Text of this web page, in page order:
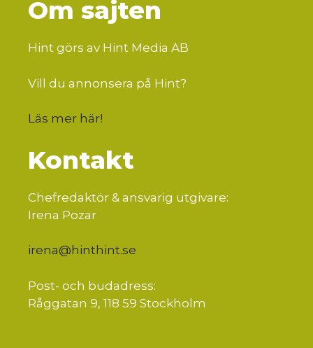
Om sajten
Hint görs av Hint Media AB
Vill du annonsera på Hint?
Läs mer här!
Kontakt
Chefredaktör & ansvarig utgivare:
Irena Pozar
irena@hinthint.se
Post- och budadress:
Råggatan 9, 118 59 Stockholm